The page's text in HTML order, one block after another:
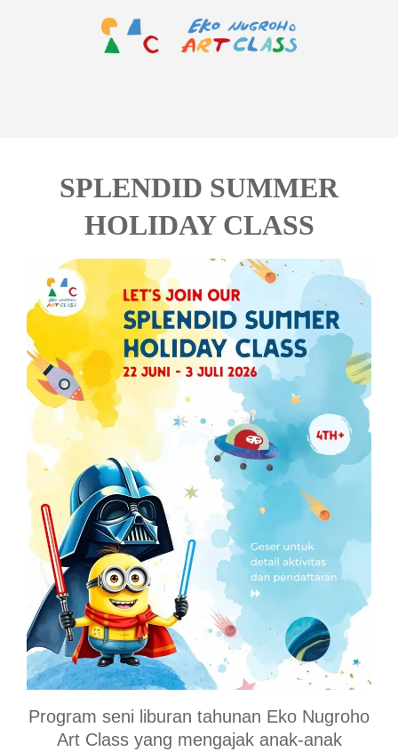
SPLENDID SUMMER
HOLIDAY CLASS
Program seni liburan tahunan Eko Nugroho
Art Class yang mengajak anak-anak